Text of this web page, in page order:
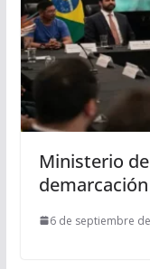
Ministerio
6 de septiembre